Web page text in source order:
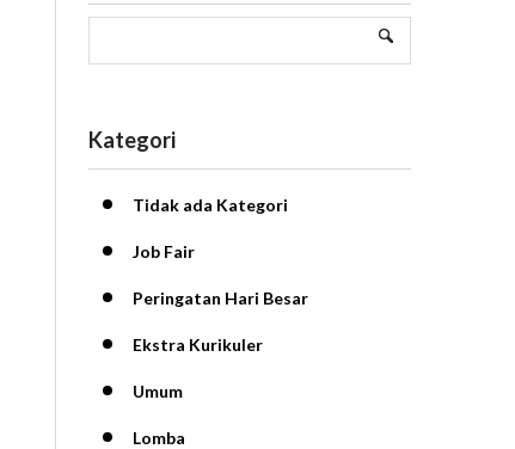
Kategori
Tidak ada Kategori
Job Fair
Peringatan Hari Besar
Ekstra Kurikuler
Umum
Lomba